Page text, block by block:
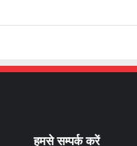
हमसे सम्पर्क करें